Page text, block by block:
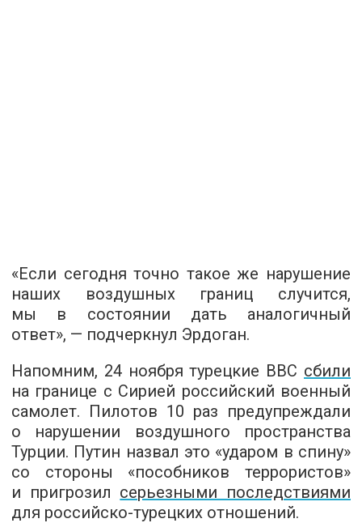
«Если сегодня точно такое же нарушение
наших воздушных границ случится,
мы в состоянии дать аналогичный
ответ», — подчеркнул Эрдоган.
Напомним, 24 ноября турецкие ВВС сбили
на границе с Сирией российский военный
самолет. Пилотов 10 раз предупреждали
о нарушении воздушного пространства
Турции. Путин назвал это «ударом в спину»
со стороны «пособников террористов»
и пригрозил серьезными последствиями
для российско-турецких отношений.